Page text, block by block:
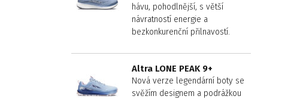
hávu, pohodlnější, s větší
návratností energie a
bezkonkurenční přilnavostí.
Altra LONE PEAK 9+
Nová verze legendární boty se
svěžím designem a podrážkou